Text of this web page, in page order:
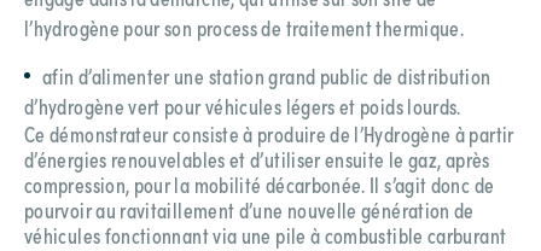
l’hydrogène pour son process de traitement thermique.
afin d’alimenter une station grand public de distribution
d’hydrogène vert pour véhicules légers et poids lourds.
Ce démonstrateur consiste à produire de l’Hydrogène à partir
d’énergies renouvelables et d’utiliser ensuite le gaz, après
compression, pour la mobilité décarbonée. Il s’agit donc de
pourvoir au ravitaillement d’une nouvelle génération de
véhicules fonctionnant via une pile à combustible carburant